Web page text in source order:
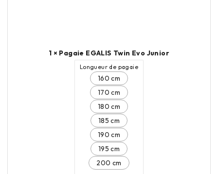
1 × Pagaie EGALIS Twin Evo Junior
Longueur de pagaie
160 cm
170 cm
180 cm
185 cm
190 cm
195 cm
200 cm